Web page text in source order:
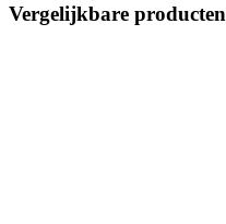
Vergelijkbare producten